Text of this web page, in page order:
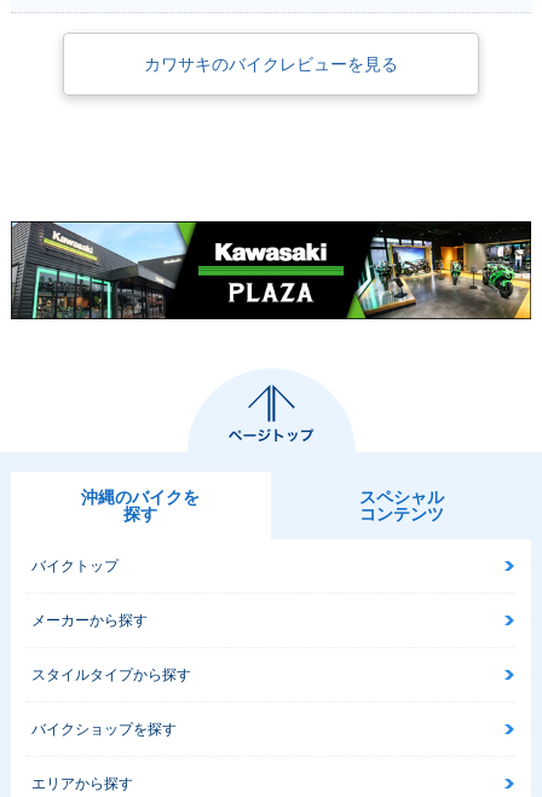
カワサキのバイクレビューを見る
沖縄のバイクを
探す
スペシャル
コンテンツ
バイクトップ
メーカーから探す
スタイルタイプから探す
バイクショップを探す
エリアから探す